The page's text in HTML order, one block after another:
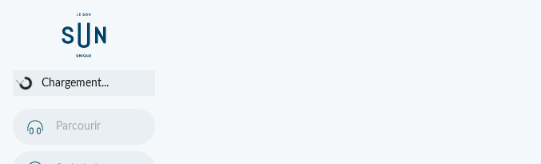
Chargement...
Chargement...
Parcourir